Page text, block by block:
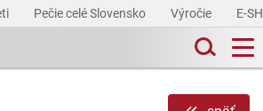
Pečie celé Slovensko Výročie E-